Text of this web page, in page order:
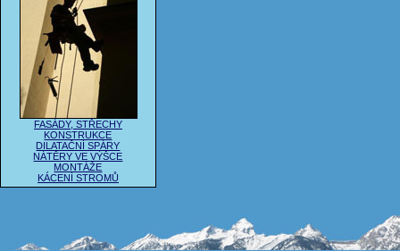
FASÁDY, STŘECHY
KONSTRUKCE
DILATAČNÍ SPÁRY
NÁTĚRY VE VÝŠCE
MONTÁŽE
KÁCENÍ STROMŮ